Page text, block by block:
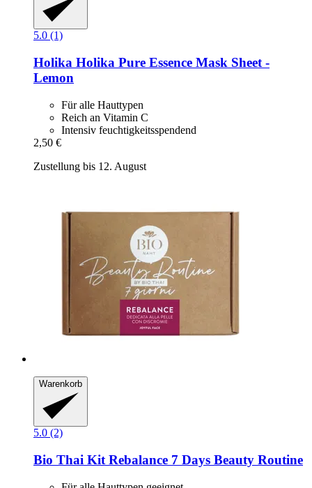
5.0 (1)
Holika Holika Pure Essence Mask Sheet -​
Lemon
Für alle Hauttypen
Reich an Vitamin C
Intensiv feuchtigkeitsspendend
2,50 €
Zustellung bis 12. August
Warenkorb
5.0 (2)
Bio Thai Kit Rebalance 7 Days Beauty Routine